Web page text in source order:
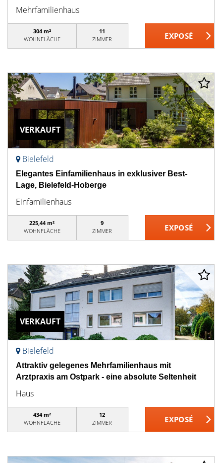
Mehrfamilienhaus
304 m²
WOHNFLÄCHE
11
ZIMMER
VERKAUFT
Bielefeld
Elegantes Einfamilienhaus in exklusiver Best-
Lage, Bielefeld-Hoberge
Einfamilienhaus
225,44 m²
WOHNFLÄCHE
9
ZIMMER
VERKAUFT
Bielefeld
Attraktiv gelegenes Mehrfamilienhaus mit
Arztpraxis am Ostpark - eine absolute Seltenheit
Haus
434 m²
WOHNFLÄCHE
12
ZIMMER